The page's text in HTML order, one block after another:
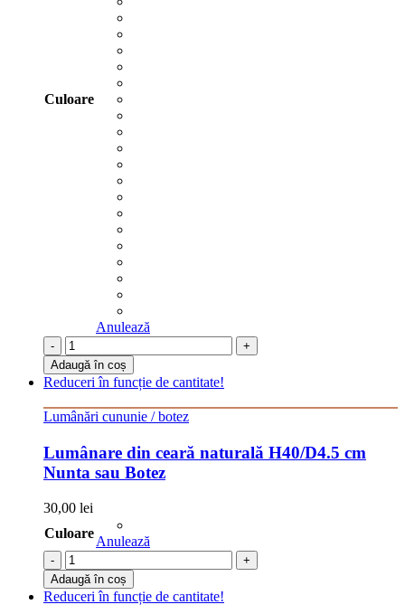
Culoare
Anulează
-
+
Adaugă în coș
Reduceri în funcție de cantitate!
Lumânări cununie / botez
Lumânare din ceară naturală H40/D4.5 cm
Nunta sau Botez
30,00 lei
Culoare
Anulează
-
+
Adaugă în coș
Reduceri în funcție de cantitate!